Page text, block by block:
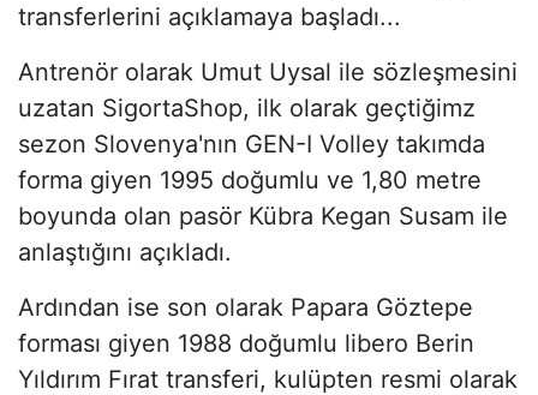
transferlerini açıklamaya başladı...
Antrenör olarak Umut Uysal ile sözleşmesini
uzatan SigortaShop, ilk olarak geçtiğimz
sezon Slovenya'nın GEN-I Volley takımda
forma giyen 1995 doğumlu ve 1,80 metre
boyunda olan pasör Kübra Kegan Susam ile
anlaştığını açıkladı.
Ardından ise son olarak Papara Göztepe
forması giyen 1988 doğumlu libero Berin
Yıldırım Fırat transferi, kulüpten resmi olarak